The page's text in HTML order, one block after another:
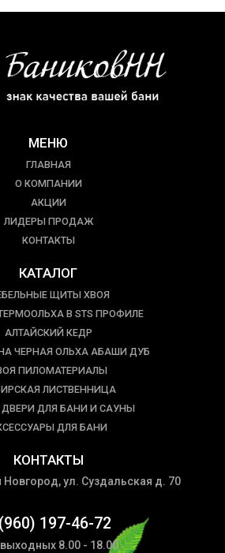
МЕНЮ
ГЛАВНАЯ
О КОМПАНИИ
АКЦИИ
ЛИДЕРЫ ПРОДАЖ
КОНТАКТЫ
КАТАЛОГ
ЩИТЫ ХВОЯ
В STS ПРОФИЛЕ
АЛТАЙСКИЙ КЕДР
ЧЕРНАЯ ОЛЬХА АБАШИ ДУБ
ПИЛОМАТЕРИАЛЫ
ЛИСТВЕННИЦА
ДЛЯ БАНИ И САУНЫ
ДЛЯ БАНИ
КОНТАКТЫ
ул. Суздальская д. 70
197-46-72
выходных 8.00 - 18.00